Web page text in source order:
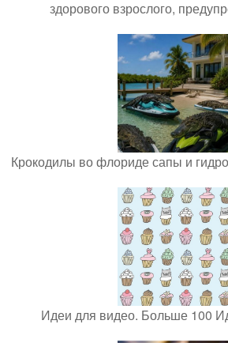
здорового взрослого,
Крокодилы во флориде сапы и
Идеи для видео. Больше 100